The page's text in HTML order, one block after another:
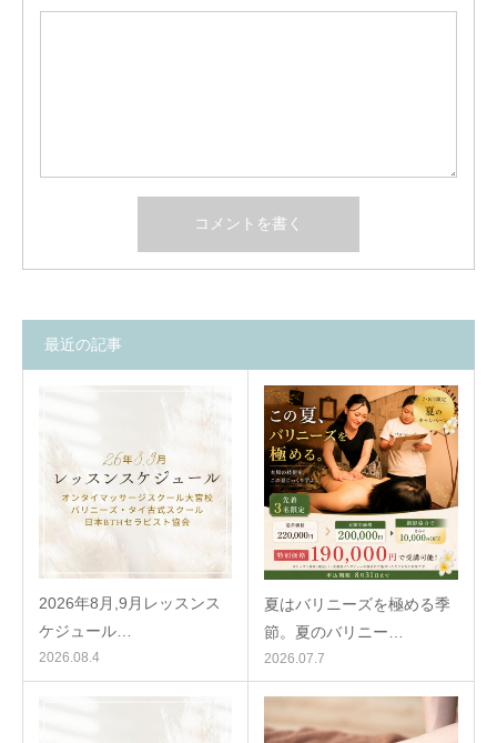
最近の記事
2026年8月,9月レッスンス
ケジュール…
2026.08.4
夏はバリニーズを極める季
節。夏のバリニー…
2026.07.7